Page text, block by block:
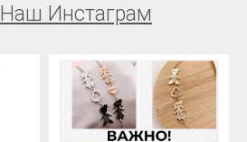
Наш Инстаграм